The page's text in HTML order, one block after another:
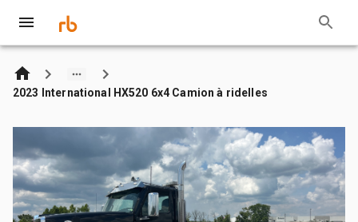
2023 International HX520 6x4 Camion à ridelles